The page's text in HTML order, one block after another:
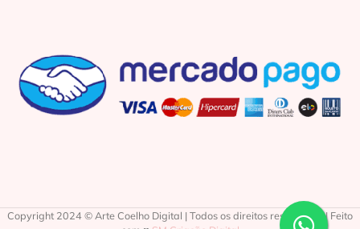
Copyright 2024 © Arte Coelho Digital | Todos os direitos reservados | Feito